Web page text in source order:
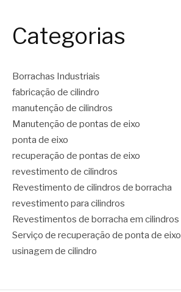
Categorias
Borrachas Industriais
fabricação de cilindro
manutenção de cilindros
Manutenção de pontas de eixo
ponta de eixo
recuperação de pontas de eixo
revestimento de cilindros
Revestimento de cilindros de borracha
revestimento para cilindros
Revestimentos de borracha em cilindros
Serviço de recuperação de ponta de eixo
usinagem de cilindro